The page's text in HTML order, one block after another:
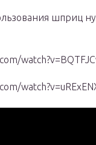
шприц